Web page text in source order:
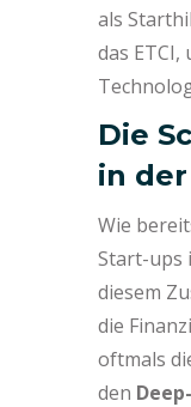
als
das
Die
in der
Wie
Start-ups
diesem
die
oftmals
den